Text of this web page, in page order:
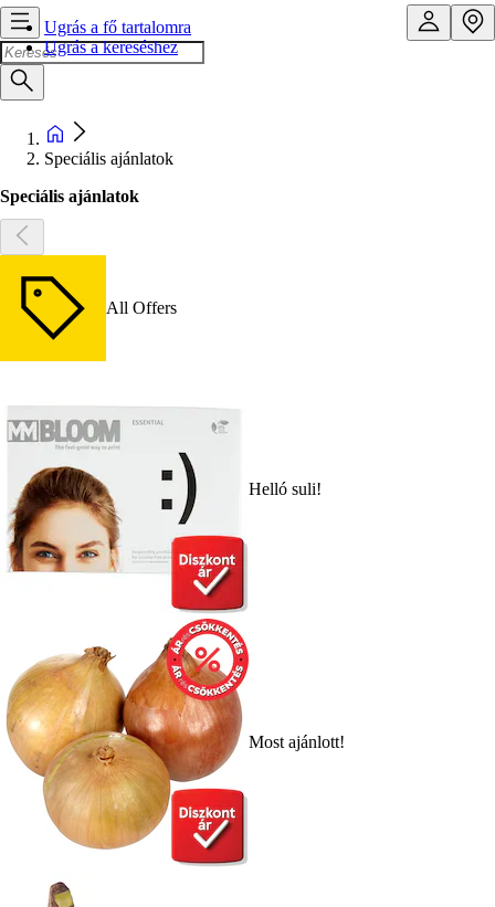
Ugrás a fő tartalomra
Ugrás a kereséshez
Speciális ajánlatok
Speciális ajánlatok
All Offers
Helló suli!
Most ajánlott!